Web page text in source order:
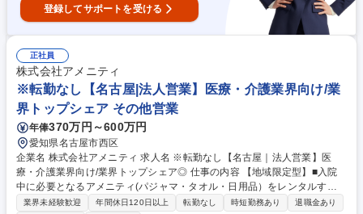
登録してサポートを受ける
正社員
株式会社アメニティ
※転勤なし【名古屋|法人営業】医療・介護業界向け/業
界トップシェア その他営業
年俸370万円～600万円
愛知県名古屋市西区
企業名 株式会社アメニティ 求人名 ※転勤なし【名古屋｜法人営業】医
療・介護業界向け/業界トップシェア◎ 仕事の内容 【地域限定型】■入院
中に必要となるアメニティ(パジャマ・タオル・日用品）をレンタルする
アメニティサポートシステムを提供している当社にて、病院・介護施設向
業界未経験歓迎 年間休日120日以上 転勤なし 時短勤務あり
退職金あり